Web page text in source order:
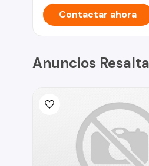
Contactar ahora
Anuncios